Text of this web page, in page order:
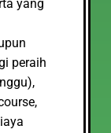
yang
peraih